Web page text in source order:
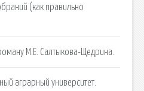
(как правильно
М.Е. Салтыкова-Щедрина.
аграрный университет.